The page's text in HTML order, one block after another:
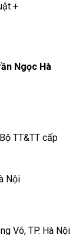
+
Ngọc Hà
TT&TT cấp
Nội
Võ, TP. Hà Nội